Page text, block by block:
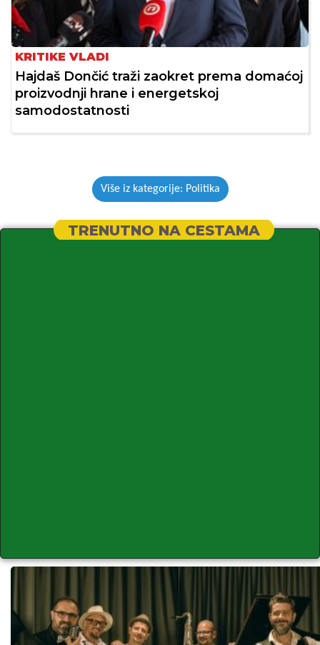
KRITIKE VLADI
Hajdaš Dončić traži zaokret prema domaćoj
proizvodnji hrane i energetskoj
samodostatnosti
Više iz kategorije: Politika
TRENUTNO NA CESTAMA